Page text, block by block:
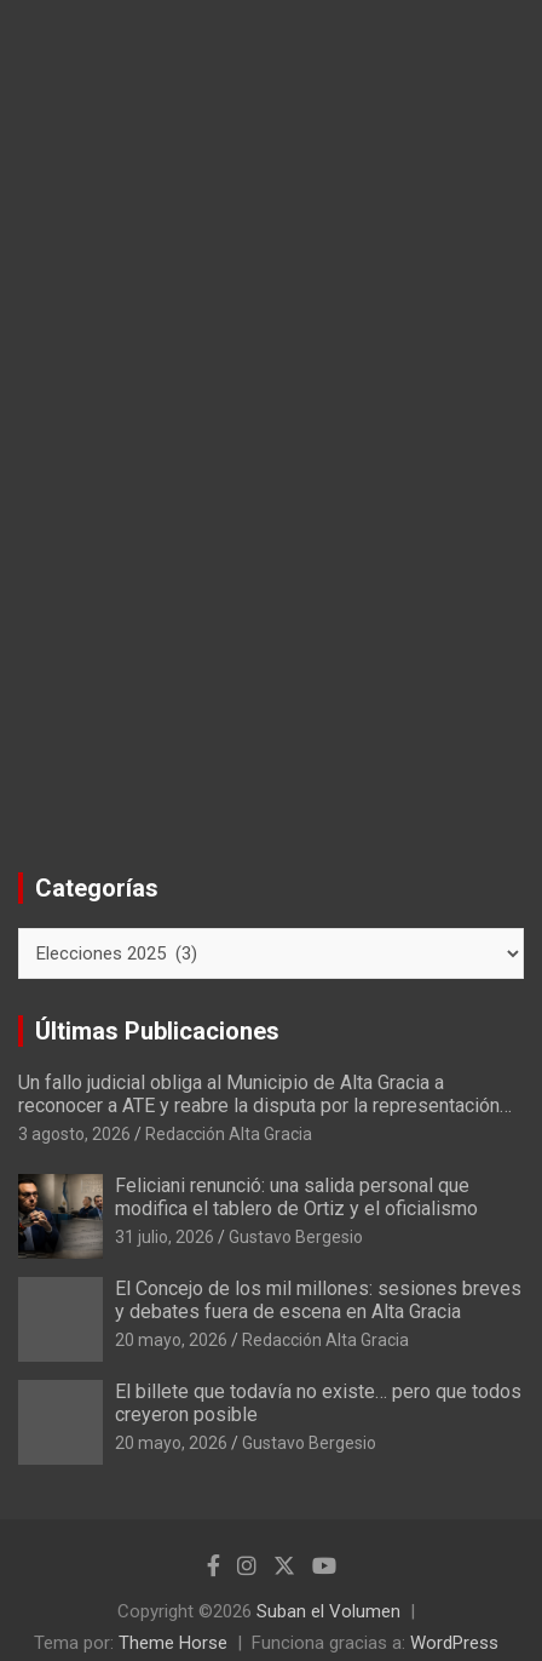
Categorías
Últimas Publicaciones
Un fallo judicial obliga al Municipio de Alta Gracia a
reconocer a ATE y reabre la disputa por la representación
sindical
3 agosto, 2026 Redacción Alta Gracia
Feliciani renunció: una salida personal que
modifica el tablero de Ortiz y el oficialismo
31 julio, 2026 Gustavo Bergesio
El Concejo de los mil millones: sesiones breves
y debates fuera de escena en Alta Gracia
20 mayo, 2026 Redacción Alta Gracia
El billete que todavía no existe… pero que todos
creyeron posible
20 mayo, 2026 Gustavo Bergesio
Copyright ©2026 Suban el Volumen
Tema por: Theme Horse Funciona gracias a: WordPress